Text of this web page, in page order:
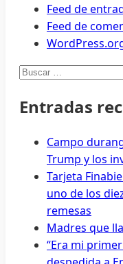
Feed de
Feed de
Buscar:
Entradas
Campo
Trump y los
Tarjeta
uno de los
remesas
Madres que
“Era mi